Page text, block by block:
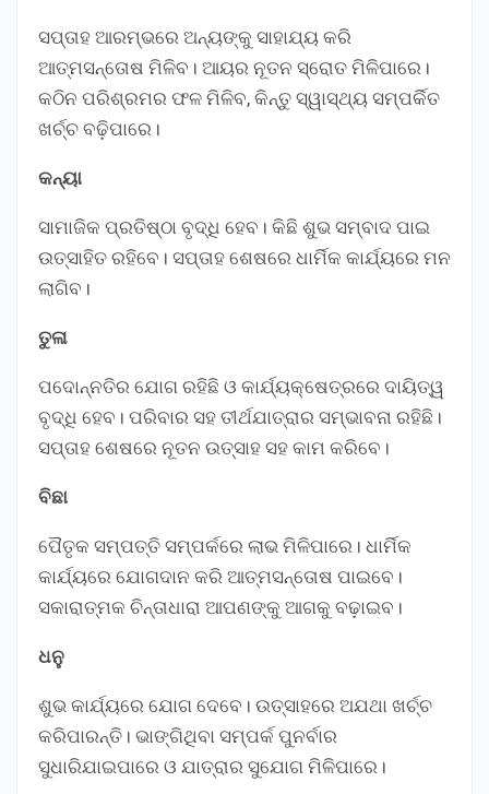
ସପ୍ତାହ ଆରମ୍ଭରେ ଅନ୍ୟଙ୍କୁ ସାହାଯ୍ୟ କରି
ଆତ୍ମସନ୍ତୋଷ ମିଳିବ। ଆୟର ନୂତନ ସ୍ରୋତ ମିଳିପାରେ।
କଠିନ ପରିଶ୍ରମର ଫଳ ମିଳିବ, କିନ୍ତୁ ସ୍ୱାସ୍ଥ୍ୟ ସମ୍ପର୍କିତ
ଖର୍ଚ୍ଚ ବଢ଼ିପାରେ।
କନ୍ୟା
ସାମାଜିକ ପ୍ରତିଷ୍ଠା ବୃଦ୍ଧି ହେବ। କିଛି ଶୁଭ ସମ୍ବାଦ ପାଇ
ଉତ୍ସାହିତ ରହିବେ। ସପ୍ତାହ ଶେଷରେ ଧାର୍ମିକ କାର୍ଯ୍ୟରେ ମନ
ଲାଗିବ।
ତୁଳା
ପଦୋନ୍ନତିର ଯୋଗ ରହିଛି ଓ କାର୍ଯ୍ୟକ୍ଷେତ୍ରରେ ଦାୟିତ୍ୱ
ବୃଦ୍ଧି ହେବ। ପରିବାର ସହ ତୀର୍ଥଯାତ୍ରାର ସମ୍ଭାବନା ରହିଛି।
ସପ୍ତାହ ଶେଷରେ ନୂତନ ଉତ୍ସାହ ସହ କାମ କରିବେ।
ବିଛା
ପୈତୃକ ସମ୍ପତ୍ତି ସମ୍ପର୍କରେ ଲାଭ ମିଳିପାରେ। ଧାର୍ମିକ
କାର୍ଯ୍ୟରେ ଯୋଗଦାନ କରି ଆତ୍ମସନ୍ତୋଷ ପାଇବେ।
ସକାରାତ୍ମକ ଚିନ୍ତାଧାରା ଆପଣଙ୍କୁ ଆଗକୁ ବଢ଼ାଇବ।
ଧନୁ
ଶୁଭ କାର୍ଯ୍ୟରେ ଯୋଗ ଦେବେ। ଉତ୍ସାହରେ ଅଯଥା ଖର୍ଚ୍ଚ
କରିପାରନ୍ତି। ଭାଙ୍ଗିଥିବା ସମ୍ପର୍କ ପୁନର୍ବାର
ସୁଧାରିଯାଇପାରେ ଓ ଯାତ୍ରାର ସୁଯୋଗ ମିଳିପାରେ।